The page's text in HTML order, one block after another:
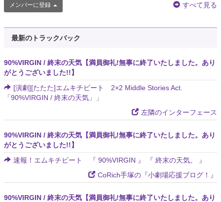
メンバーに登録 すべて見る
最新のトラックバック
90%VIRGIN / 終末の天気【満員御礼!無事に終了いたしました。あり
がとうございました!!】
[演劇][たたた]エムキチビート 2×2 Middle Stories Act.
「90%VIRGIN / 終末の天気」」
左隣のインターフェース
90%VIRGIN / 終末の天気【満員御礼!無事に終了いたしました。あり
がとうございました!!】
速報！エムキチビート 『 90%VIRGIN 』 『 終末の天気。 』
CoRich手塚の『小劇場応援ブログ！』
90%VIRGIN / 終末の天気【満員御礼!無事に終了いたしました。あり